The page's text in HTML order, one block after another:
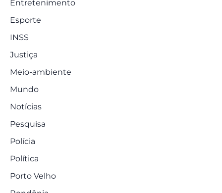
Entretenimento
Esporte
INSS
Justiça
Meio-ambiente
Mundo
Notícias
Pesquisa
Polícia
Política
Porto Velho